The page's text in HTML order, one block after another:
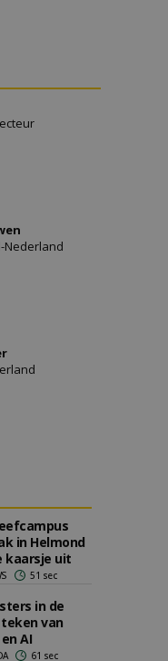
Nederland
in Helmond
kaarsje uit
51 sec
in de
van
AI
61 sec